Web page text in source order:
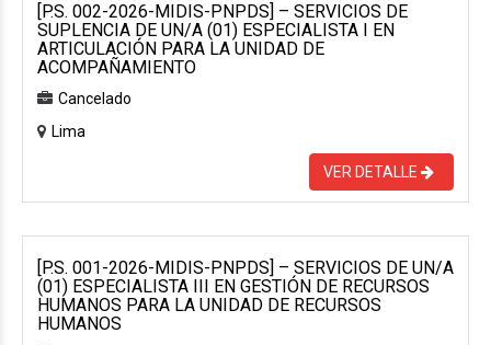
[P.S. 002-2026-MIDIS-PNPDS] – SERVICIOS DE
SUPLENCIA DE UN/A (01) ESPECIALISTA I EN
ARTICULACIÓN PARA LA UNIDAD DE
ACOMPAÑAMIENTO
Cancelado
Lima
VER DETALLE
[P.S. 001-2026-MIDIS-PNPDS] – SERVICIOS DE UN/A
(01) ESPECIALISTA III EN GESTIÓN DE RECURSOS
HUMANOS PARA LA UNIDAD DE RECURSOS
HUMANOS